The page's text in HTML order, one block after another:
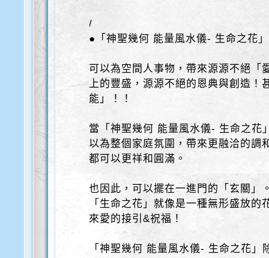
/
●「神聖幾何 能量風水儀- 生命之花」
可以為空間人事物，帶來源源不絕「
上的豐盛，源源不絕的恩典與創造！
能」！！
當「神聖幾何 能量風水儀- 生命之花
以為整個家庭氛圍，帶來更融洽的調
都可以更祥和圓滿。
也因此，可以擺在一進門的「玄關」
「生命之花」就像是一種無形盛放
來愛的接引&祝福！
「神聖幾何 能量風水儀- 生命之花